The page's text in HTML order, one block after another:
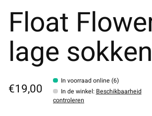
Float
lage sokken
€19,00
In voorraad online (6)
In de winkel: Beschikbaarheid
controleren